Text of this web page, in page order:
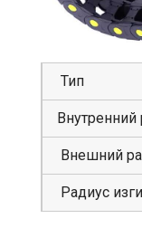
Тип
Внешний
Радиус